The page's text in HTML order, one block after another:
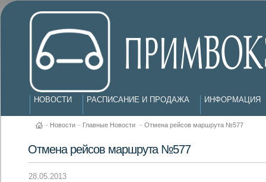
НОВОСТИ РАСПИСАНИЕ И ПРОДАЖА ИНФОРМАЦИЯ
– Новости – Главные Новости – Отмена рейсов маршрута №577
Отмена рейсов маршрута №577
28.05.2013